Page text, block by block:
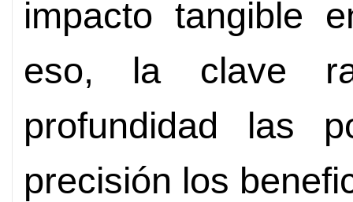
impacto tangible
eso, la clave
profundidad las
precisión los